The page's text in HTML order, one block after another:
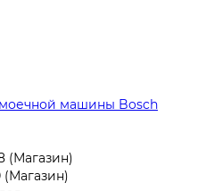
машины Bosch
(Магазин)
(Магазин)